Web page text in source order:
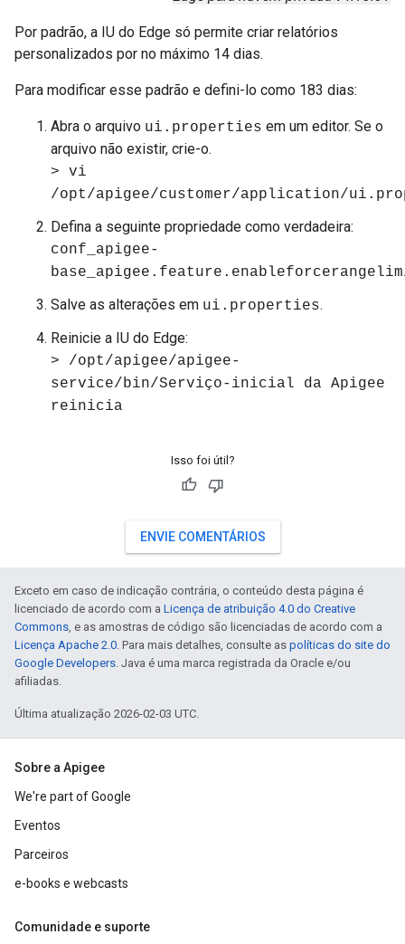
Por padrão, a IU do Edge só permite criar relatórios
personalizados por no máximo 14 dias.
Para modificar esse padrão e defini-lo como 183 dias:
Abra o arquivo ui.properties em um editor. Se o
arquivo não existir, crie-o.
> vi
/opt/apigee/customer/application/
Defina a seguinte propriedade como verdadeira:
conf_apigee-
Salve as alterações em ui.properties.
Reinicie a IU do Edge:
> /opt/apigee/apigee-
service/bin/Serviço-inicial da Apigee
reinicia
Isso foi útil?
ENVIE COMENTÁRIOS
Exceto em caso de indicação contrária, o conteúdo desta página é
licenciado de acordo com a Licença de atribuição 4.0 do Creative
Commons, e as amostras de código são licenciadas de acordo com a
Licença Apache 2.0. Para mais detalhes, consulte as políticas do site do
Google Developers. Java é uma marca registrada da Oracle e/ou
afiliadas.
Última atualização 2026-02-03 UTC.
Sobre a Apigee
We're part of Google
Eventos
Parceiros
e-books e webcasts
Comunidade e suporte